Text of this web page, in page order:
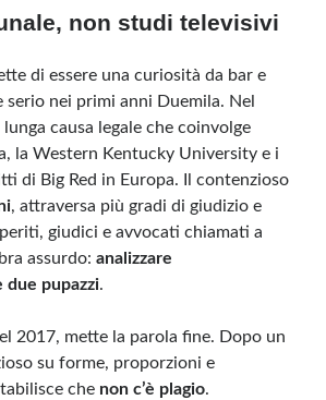
non studi televisivi
di essere una curiosità da bar e
nei primi anni Duemila. Nel
causa legale che coinvolge
la Western Kentucky University e i
di Big Red in Europa. Il contenzioso
, attraversa più gradi di giudizio e
giudici e avvocati chiamati a
assurdo:analizzare
pupazzi.
2017, mette la parola fine. Dopo un
su forme, proporzioni e
che non c’è plagio.